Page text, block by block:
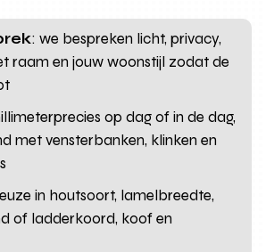
: we bespreken licht, privacy,
raam en jouw woonstijl zodat de
op dag of in de dag,
met vensterbanken, klinken en
in houtsoort, lamelbreedte,
of ladderkoord, koof en